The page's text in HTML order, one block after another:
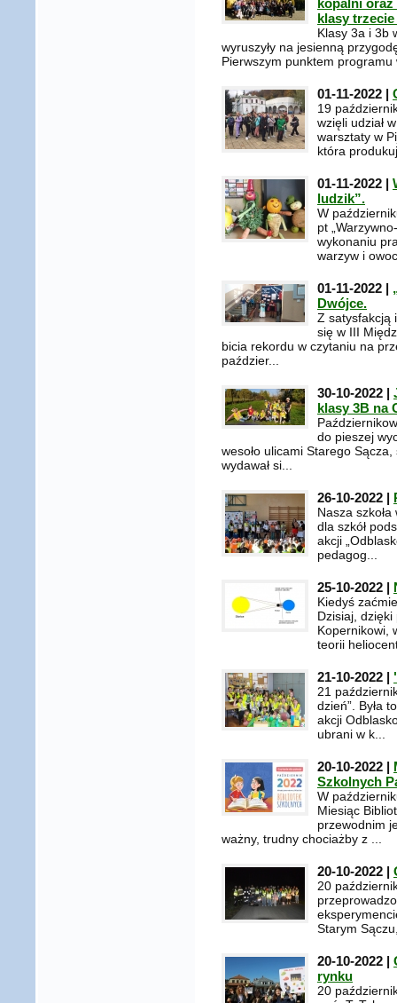
kopalni
klasy
Klasy 3a i 3b
wyruszyły na jesienną
Pierwszym punktem programu
01-11-2022 |
19
wzięli udział
warsztaty w
która
01-11-2022 |
ludzik”.
W
pt
wykonaniu
warzyw i
01-11-2022 |
Dwójce.
Z satysfakcją
się w III
bicia rekordu w czytaniu na
paździer...
30-10-2022 |
klasy 3B na
do pieszej
wesoło ulicami Starego Sącza,
wydawał si...
26-10-2022 |
Nasza szkoła
dla szkół
akcji
pedagog...
25-10-2022 |
Kiedyś
Dzisiaj, dzięki
Kopernikowi,
teorii
21-10-2022 |
21
dzień”. Była
akcji
ubrani w k...
20-10-2022 |
Szkolnych
W
Miesiąc
przewodnim
ważny, trudny chociażby z ...
20-10-2022 |
20
Starym
20-10-2022 |
rynku
20